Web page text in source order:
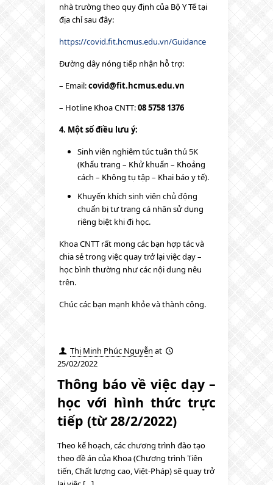
nhà trường theo quy định của Bộ Y Tế tại
địa chỉ sau đây:
https://covid.fit.hcmus.edu.vn/Guidance
Đường dây nóng tiếp nhận hỗ trợ:
– Email:covid@fit.hcmus.edu.vn
– Hotline Khoa CNTT:08 5758 1376
4. Một số điều lưu ý:
Sinh viên nghiêm túc tuân thủ 5K
(Khẩu trang – Khử khuẩn – Khoảng
cách – Không tụ tập – Khai báo y tế).
Khuyến khích sinh viên chủ động
chuẩn bị tư trang cá nhân sử dụng
riêng biệt khi đi học.
Khoa CNTT rất mong các bạn hợp tác và
chia sẻ trong việc quay trở lại việc dạy –
học bình thường như các nội dung nêu
trên.
Chúc các bạn mạnh khỏe và thành công.
Thị Minh Phúc Nguyễn at
25/02/2022
Thông báo về việc dạy –
học với hình thức trực
tiếp (từ 28/2/2022)
Theo kế hoạch, các chương trình đào tạo
theo đề án của Khoa (Chương trình Tiên
tiến, Chất lượng cao, Việt-Pháp) sẽ quay trở